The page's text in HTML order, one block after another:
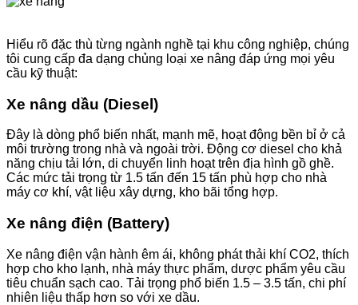
Hiểu rõ đặc thù từng ngành nghề tại khu công nghiệp, chúng
tôi cung cấp đa dạng chủng loại xe nâng đáp ứng mọi yêu
cầu kỹ thuật:
Xe nâng dầu (Diesel)
Đây là dòng phổ biến nhất, mạnh mẽ, hoạt động bền bỉ ở cả
môi trường trong nhà và ngoài trời. Động cơ diesel cho khả
năng chịu tải lớn, di chuyển linh hoạt trên địa hình gồ ghề.
Các mức tải trọng từ 1.5 tấn đến 15 tấn phù hợp cho nhà
máy cơ khí, vật liệu xây dựng, kho bãi tổng hợp.
Xe nâng điện (Battery)
Xe nâng điện vận hành êm ái, không phát thải khí CO2, thích
hợp cho kho lạnh, nhà máy thực phẩm, dược phẩm yêu cầu
tiêu chuẩn sạch cao. Tải trọng phổ biến 1.5 – 3.5 tấn, chi phí
nhiên liệu thấp hơn so với xe dầu.